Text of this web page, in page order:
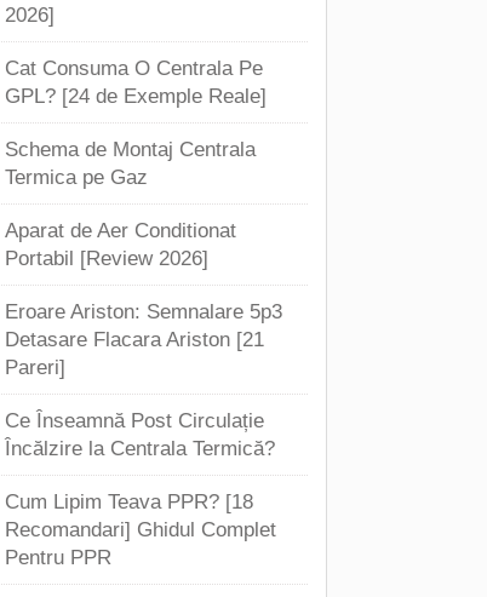
2026]
Cat Consuma O Centrala Pe
GPL? [24 de Exemple Reale]
Schema de Montaj Centrala
Termica pe Gaz
Aparat de Aer Conditionat
Portabil [Review 2026]
Eroare Ariston: Semnalare 5p3
Detasare Flacara Ariston [21
Pareri]
Ce Înseamnă Post Circulație
Încălzire la Centrala Termică?
Cum Lipim Teava PPR? [18
Recomandari] Ghidul Complet
Pentru PPR